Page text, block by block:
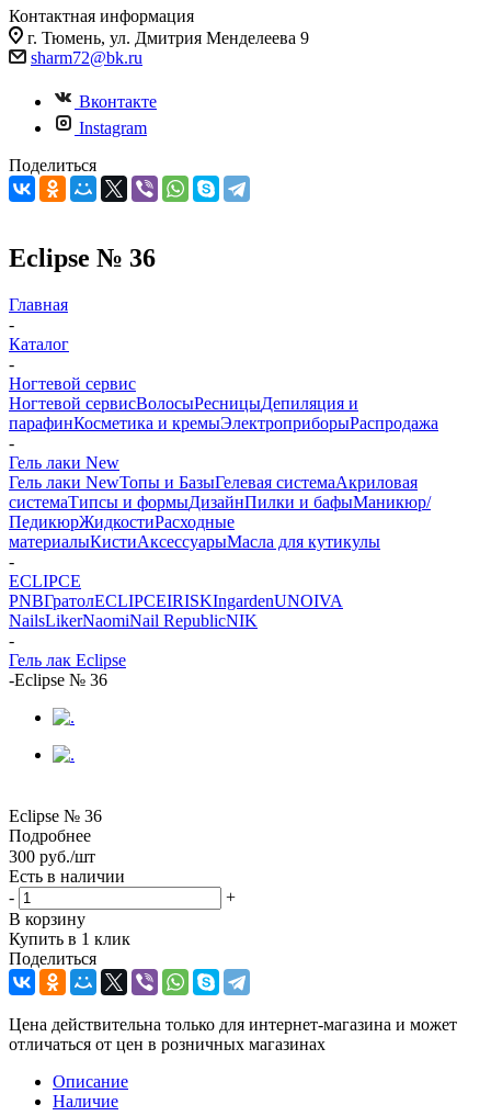
Контактная информация
г. Тюмень, ул. Дмитрия Менделеева 9
sharm72@bk.ru
Вконтакте
Instagram
Поделиться
Eclipse № 36
Главная
-
Каталог
-
Ногтевой сервис
Ногтевой сервисВолосыРесницыДепиляция и
парафинКосметика и кремыЭлектроприборыРаспродажа
-
Гель лаки New
Гель лаки NewТопы и БазыГелевая системаАкриловая
системаТипсы и формыДизайнПилки и бафыМаникюр/
ПедикюрЖидкостиРасходные
материалыКистиАксессуарыМасла для кутикулы
-
ECLIPCE
PNBГратолECLIPCEIRISKIngardenUNOIVA
NailsLikerNaomiNail RepublicNIK
-
Гель лак Eclipse
-Eclipse № 36
Eclipse № 36
Подробнее
300 руб./шт
Есть в наличии
-
+
В корзину
Купить в 1 клик
Поделиться
Цена действительна только для интернет-магазина и может
отличаться от цен в розничных магазинах
Описание
Наличие